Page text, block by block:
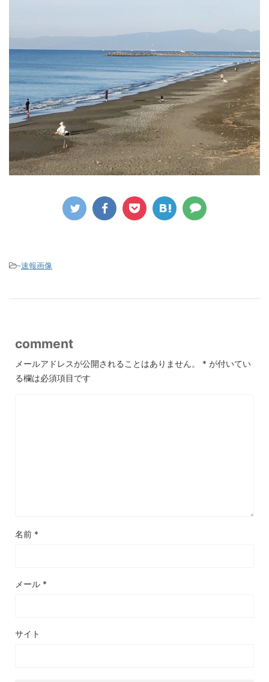
-速報画像
comment
メールアドレスが公開されることはありません。 * が付いてい
る欄は必須項目です
名前 *
メール *
サイト